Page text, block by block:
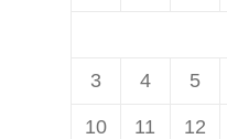
3 4 5
10 11 12